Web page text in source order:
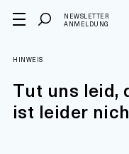
NEWSLETTER
ANMELDUNG
HINWEIS
Tut uns leid,
ist leider